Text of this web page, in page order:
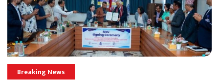
Breaking News